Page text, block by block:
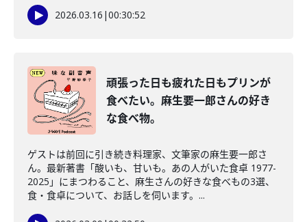
2026.03.16 |00:30:52
頑張った日も疲れた日もプリンが
食べたい。麻生要一郎さんの好き
な食べ物。
ゲストは前回に引き続き料理家、文筆家の麻生要一郎さ
ん。最新著書「酸いも、甘いも。あの人がいた食卓 1977-
2025」にまつわること、麻生さんの好きな食べもの3選、
食・食卓について、お話しを伺います。...